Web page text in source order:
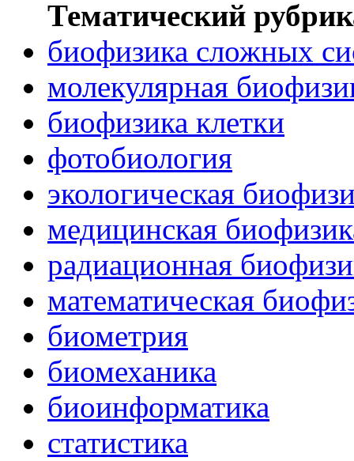
Тематический
биофизика сложных
молекулярная
биофизика клетки
фотобиология
экологическая
медицинская
радиационная
математическая
биометрия
биомеханика
биоинформатика
статистика